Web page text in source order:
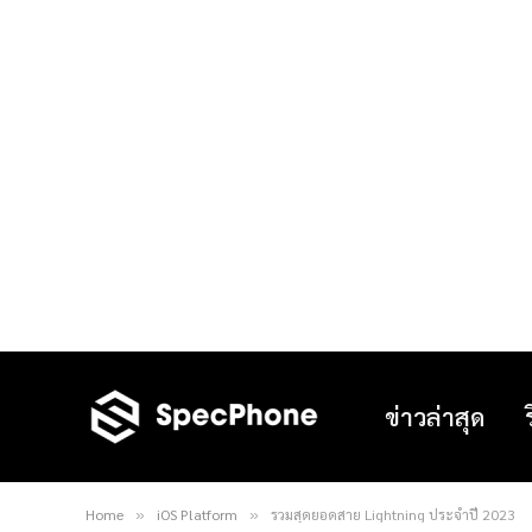
ข่าวล่าสุด
Home » iOS Platform » รวมสุดยอดสาย Lightning ประจำปี 2023